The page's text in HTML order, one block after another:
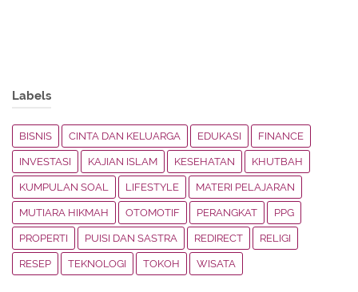
Labels
BISNIS CINTA DAN KELUARGA EDUKASI FINANCE
INVESTASI KAJIAN ISLAM KESEHATAN KHUTBAH
KUMPULAN SOAL LIFESTYLE MATERI PELAJARAN
MUTIARA HIKMAH OTOMOTIF PERANGKAT PPG
PROPERTI PUISI DAN SASTRA REDIRECT RELIGI
RESEP TEKNOLOGI TOKOH WISATA